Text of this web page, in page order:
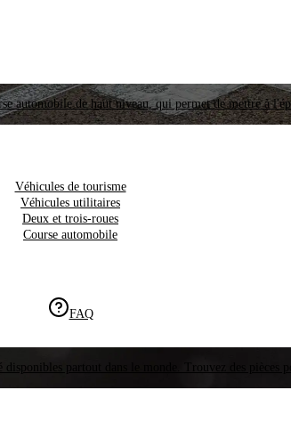
automobile de haut niveau, qui permet de mettre à
Véhicules de tourisme
Véhicules utilitaires
Deux et trois-roues
Course automobile
FAQ
partout dans le monde. Trouvez des pièces